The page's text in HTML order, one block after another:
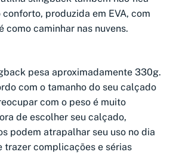
produzida em EVA, com
como caminhar nas nuvens.
pesa aproximadamente 330g.
com o tamanho do seu calçado
com o peso é muito
de escolher seu calçado,
podem atrapalhar seu uso no dia
trazer complicações e sérias